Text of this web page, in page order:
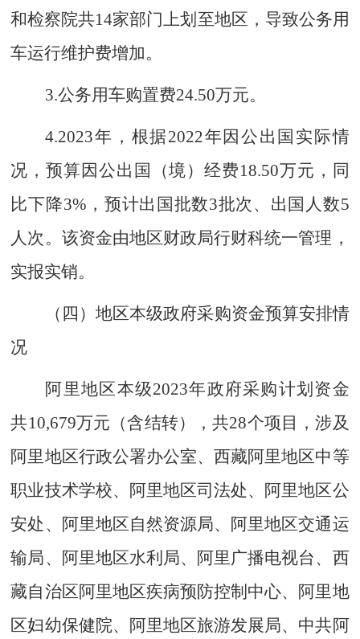
和检察院共14家部门上划至地区，导致公务用
车运行维护费增加。
3.公务用车购置费24.50万元。
4.2023年， 根据2022年因公出国 实际情
况，预算因公出国（境）经费18.50万元，同
比下降3% ，预计出国批数3批次、出国人数5
人次 。该资金由地区财政局行财科统一管理，
实报实销。
（四）地区本级政府采购资金预算安排情
况
阿里地区本级2023年政府采购计划资金
共10,679万元 （含结转） ，共28个项目，涉及
阿里地区行政公署办公室、西藏阿里地区中等
职业技术学校、阿里地区司法处、阿里地区公
安处、阿里地区自然资源局、阿里地区交通运
输局、阿里地区水利局、阿里广播电视台、西
藏自治区阿里地区疾病预防控制中心、阿里地
区妇幼保健院、阿里地区旅游发展局、中共阿